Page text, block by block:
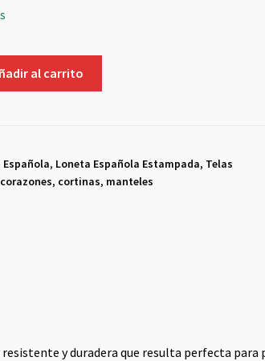
al carrito
Española, Loneta Española Estampada, Telas
corazones, cortinas, manteles
y duradera que resulta perfecta para